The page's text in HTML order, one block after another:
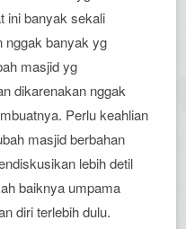
ini banyak sekali
nggak banyak yg
masjid yg
dikarenakan nggak
Perlu keahlian
masjid berbahan
lebih detil
baiknya umpama
diri terlebih dulu.